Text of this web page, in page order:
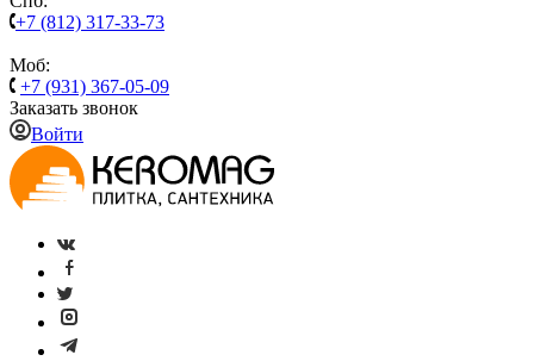
+7 (812) 317-33-73
Моб:
+7 (931) 367-05-09
Заказать звонок
Войти